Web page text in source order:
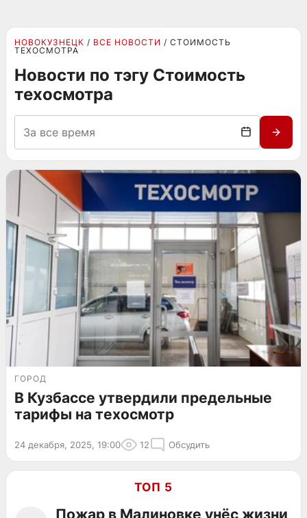
НОВОКУЗНЕЦК ВСЕ НОВОСТИ
СТОИМОСТЬ
ТЕХОСМОТРА
Новости по тэгу Стоимость
техосмотра
ГОРОД
В Кузбассе утвердили предельные
тарифы на техосмотр
24 декабря, 2025, 19:00 12 Обсудить
ТОП 5
Пожар в Малиновке унёс жизни